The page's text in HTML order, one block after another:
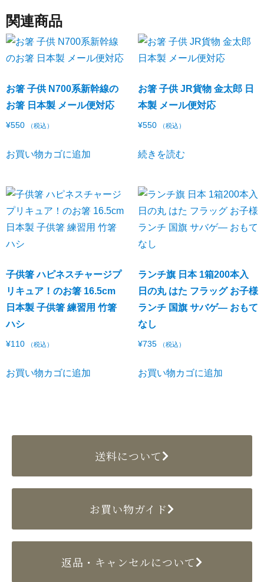
関連商品
お箸 子供 N700系新幹線の
お箸 日本製 メール便対応
¥550 （税込）
お買い物カゴに追加
お箸 子供 JR貨物 金太郎 日
本製 メール便対応
¥550 （税込）
続きを読む
子供箸 ハピネスチャージプ
リキュア！のお箸 16.5cm
日本製 子供箸 練習用 竹箸
ハシ
¥110 （税込）
お買い物カゴに追加
ランチ旗 日本 1箱200本入
日の丸 はた フラッグ お子様
ランチ 国旗 サバゲ― おもて
なし
¥735 （税込）
お買い物カゴに追加
送料について
お買い物ガイド
返品・キャンセルについて